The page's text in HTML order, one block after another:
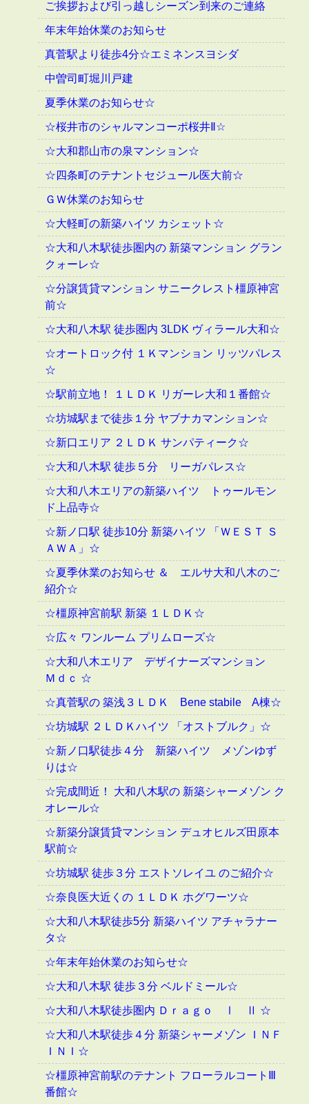
ご挨拶および引っ越しシーズン到来のご連絡
年末年始休業のお知らせ
真菅駅より徒歩4分☆エミネンスヨシダ
中曽司町堀川戸建
夏季休業のお知らせ☆
☆桜井市のシャルマンコーポ桜井Ⅱ☆
☆大和郡山市の泉マンション☆
☆四条町のテナントセジュール医大前☆
ＧＷ休業のお知らせ
☆大軽町の新築ハイツ カシェット☆
☆大和八木駅徒歩圏内の 新築マンション グラン
クォーレ☆
☆分譲賃貸マンション サニークレスト橿原神宮
前☆
☆大和八木駅 徒歩圏内 3LDK ヴィラール大和☆
☆オートロック付 １Ｋマンション リッツパレス
☆
☆駅前立地！ １ＬＤＫ リガーレ大和１番館☆
☆坊城駅まで徒歩１分 ヤブナカマンション☆
☆新口エリア ２ＬＤＫ サンパティーク☆
☆大和八木駅 徒歩５分 リーガパレス☆
☆大和八木エリアの新築ハイツ トゥールモン
ド上品寺☆
☆新ノ口駅 徒歩10分 新築ハイツ 「ＷＥＳＴ Ｓ
ＡＷＡ」☆
☆夏季休業のお知らせ ＆ エルサ大和八木のご
紹介☆
☆橿原神宮前駅 新築 １ＬＤＫ☆
☆広々 ワンルーム プリムローズ☆
☆大和八木エリア デザイナーズマンション
Ｍｄｃ ☆
☆真菅駅の 築浅３ＬＤＫ Bene stabile A棟☆
☆坊城駅 ２ＬＤＫハイツ 「オストブルク」☆
☆新ノ口駅徒歩４分 新築ハイツ メゾンゆず
りは☆
☆完成間近！ 大和八木駅の 新築シャーメゾン ク
オレール☆
☆新築分譲賃貸マンション デュオヒルズ田原本
駅前☆
☆坊城駅 徒歩３分 エストソレイユ のご紹介☆
☆奈良医大近くの １ＬＤＫ ホグワーツ☆
☆大和八木駅徒歩5分 新築ハイツ アチャラナー
タ☆
☆年末年始休業のお知らせ☆
☆大和八木駅 徒歩３分 ベルドミール☆
☆大和八木駅徒歩圏内 Ｄｒａｇｏ Ⅰ Ⅱ ☆
☆大和八木駅徒歩４分 新築シャーメゾン ＩＮＦ
ＩＮＩ☆
☆橿原神宮前駅のテナント フローラルコートⅢ
番館☆